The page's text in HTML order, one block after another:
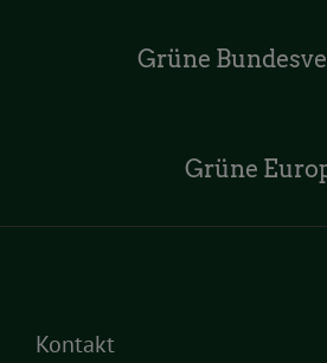
Grüne
Grüne
Kontakt